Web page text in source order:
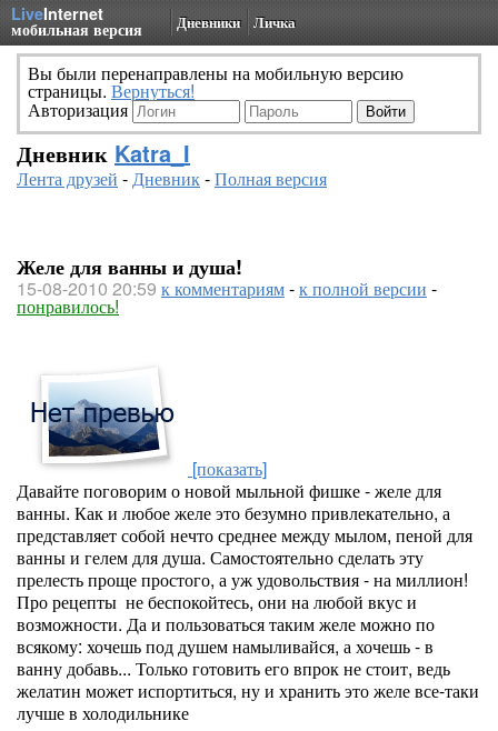
LiveInternet
мобильная версия Дневники Личка
Вы были перенаправлены на мобильную версию
страницы. Вернуться!
Авторизация
Дневник Katra_I
Лента друзей -Дневник-Полная версия
Желе для ванны и душа!
15-08-2010 20:59 к комментариям-к полной версии -
понравилось!
[показать]
Давайте поговорим о новой мыльной фишке - желе для
ванны. Как и любое желе это безумно привлекательно, а
представляет собой нечто среднее между мылом, пеной для
ванны и гелем для душа. Самостоятельно сделать эту
прелесть проще простого, а уж удовольствия - на миллион!
Про рецепты не беспокойтесь, они на любой вкус и
возможности. Да и пользоваться таким желе можно по
всякому: хочешь под душем намыливайся, а хочешь - в
ванну добавь... Только готовить его впрок не стоит, ведь
желатин может испортиться, ну и хранить это желе все-таки
лучше в холодильнике